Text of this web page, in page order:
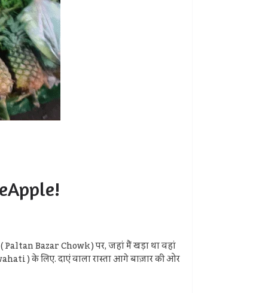
Bazar Chowk ) पर, जहां मैं खड़ा था वहां
) के लिए. दाएं वाला रास्ता आगे बाज़ार की ओर